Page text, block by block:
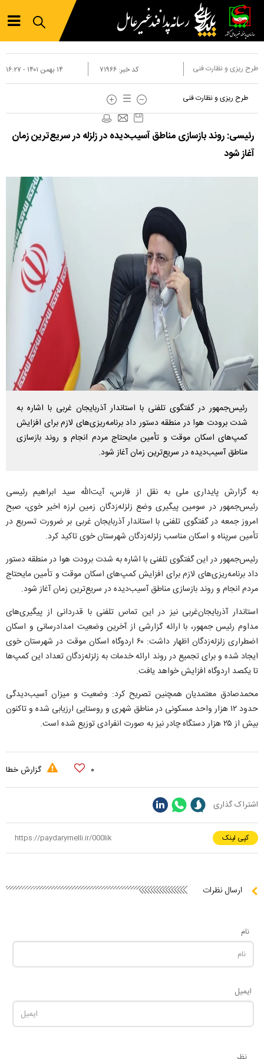
طرح ریزی و نظارت فنی
طرح ریزی و نظارت فنی
۱۴ بهمن ۱۴۰۱ - ۱۶:۲۷ کد خبر:۷۱۹۶۶
رئیسی: روند بازسازی مناطق آسیب‌دیده در زلزله در سریع‌ترین زمان
آغاز شود
رئیس‌جمهور در گفتگوی تلفنی با استاندار آذربایجان غربی با اشاره به
شدت برودت هوا در منطقه دستور داد برنامه‌ریزی‌های لازم برای افزایش
کمپ‌های اسکان موقت و تأمین مایحتاج مردم انجام و روند بازسازی
مناطق آسیب‌دیده در سریع‌ترین زمان آغاز شود.
به گزارش پایداری ملی به نقل از فارس، آیت‌الله سید ابراهیم رئیسی
رئیس‌جمهور در سومین پیگیری وضع زلزله‌زدگان زمین لرزه اخیر خوی، صبح
امروز جمعه در گفتگوی تلفنی با استاندار آذربایجان غربی بر ضرورت تسریع در
تأمین سرپناه و اسکان مناسب زلزله‌زدگان شهرستان خوی تاکید کرد.
رئیس‌جمهور در این گفتگوی تلفنی با اشاره به شدت برودت هوا در منطقه دستور
داد برنامه‌ریزی‌های لازم برای افزایش کمپ‌های اسکان موقت و تأمین مایحتاج
مردم انجام و روند بازسازی مناطق آسیب‌دیده در سریع‌ترین زمان آغاز شود.
استاندار آذربایجان‌غربی نیز در این تماس تلفنی با قدردانی از پیگیری‌های
مداوم رئیس جمهور، با ارائه گزارشی از آخرین وضعیت امدادرسانی و اسکان
اضطراری زلزله‌زدگان اظهار داشت: ۶۰ اردوگاه اسکان موقت در شهرستان خوی
ایجاد شده و برای تجمیع در روند ارائه خدمات به زلزله‌زدگان تعداد این کمپ‌ها
تا یکصد اردوگاه افزایش خواهد یافت.
محمدصادق معتمدیان همچنین تصریح کرد: وضعیت و میزان آسیب‌دیدگی
حدود ۱۲ هزار واحد مسکونی در مناطق شهری و روستایی ارزیابی شده و تاکنون
بیش از ۲۵ هزار دستگاه چادر نیز به صورت انفرادی توزیع شده است.
۰ گزارش خطا
اشتراک گذاری
کپی لینک
ارسال نظرات
نام
ایمیل